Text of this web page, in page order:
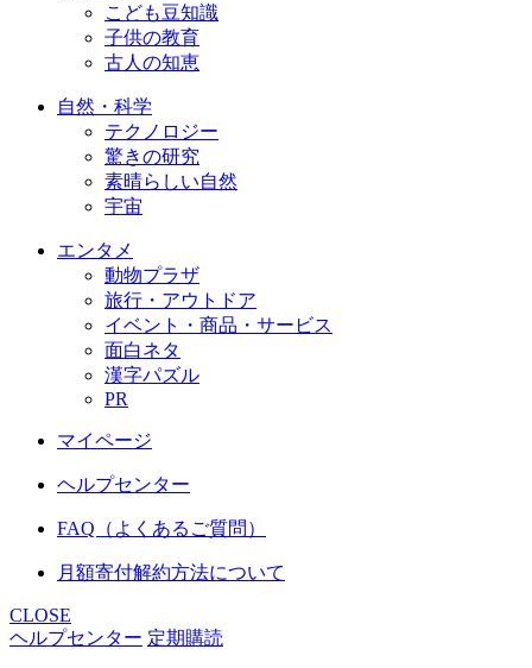
こども豆知識
子供の教育
古人の知恵
自然・科学
テクノロジー
驚きの研究
素晴らしい自然
宇宙
エンタメ
動物プラザ
旅行・アウトドア
イベント・商品・サービス
面白ネタ
漢字パズル
PR
マイページ
ヘルプセンター
FAQ（よくあるご質問）
月額寄付解約方法について
CLOSE
ヘルプセンター 定期購読